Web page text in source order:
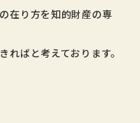
在り方を知的財産の専
ればと考えております。